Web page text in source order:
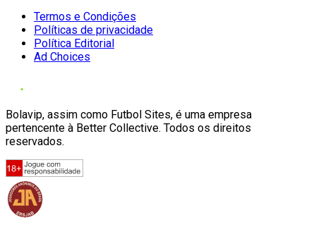
Termos e Condições
Políticas de privacidade
Política Editorial
Ad Choices
Bolavip, assim como Futbol Sites, é uma empresa
pertencente à Better Collective. Todos os direitos
reservados.